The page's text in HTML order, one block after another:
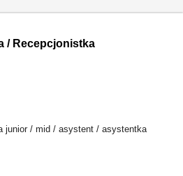
/ Recepcjonistka
junior / mid / asystent / asystentka